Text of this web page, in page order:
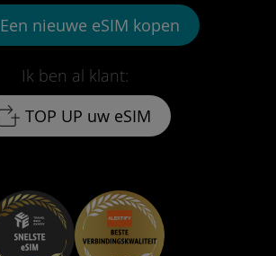
Ik ben al klant:
TOP UP uw eSIM
Een nieuwe eSIM kopen